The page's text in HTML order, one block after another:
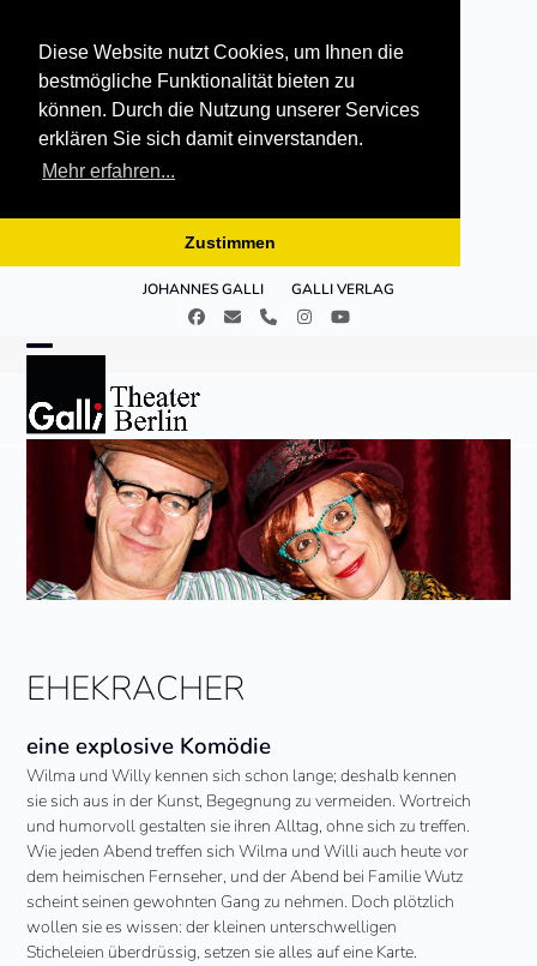
Diese Website nutzt Cookies, um Ihnen die
bestmögliche Funktionalität bieten zu
können. Durch die Nutzung unserer Services
erklären Sie sich damit einverstanden.
Mehr erfahren...
Zustimmen
JOHANNES GALLI GALLI VERLAG
Facebook
E- TelefonInstagramYouTube
mobile
menu
mobile
menu
EHEKRACHER
eine explosive Komödie
Wilma und Willy kennen sich schon lange; deshalb kennen
sie sich aus in der Kunst, Begegnung zu vermeiden. Wortreich
und humorvoll gestalten sie ihren Alltag, ohne sich zu treffen.
Wie jeden Abend treffen sich Wilma und Willi auch heute vor
dem heimischen Fernseher, und der Abend bei Familie Wutz
scheint seinen gewohnten Gang zu nehmen. Doch plötzlich
wollen sie es wissen: der kleinen unterschwelligen
Sticheleien überdrüssig, setzen sie alles auf eine Karte.